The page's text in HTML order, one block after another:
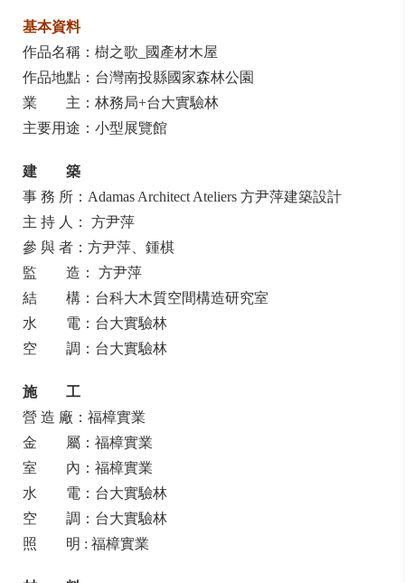
基本資料
作品名稱：樹之歌_國產材木屋
作品地點：台灣南投縣國家森林公園
業 主：林務局+台大實驗林
主要用途：小型展覽館
建 築
事 務 所：Adamas Architect Ateliers 方尹萍建築設計
主 持 人： 方尹萍
參 與 者：方尹萍、鍾棋
監 造： 方尹萍
結 構：台科大木質空間構造研究室
水 電：台大實驗林
空 調：台大實驗林
施 工
營 造 廠：福樟實業
金
屬：福樟實業
室
內：福樟實業
水 電：台大實驗林
空 調：台大實驗林
照 明 : 福樟實業